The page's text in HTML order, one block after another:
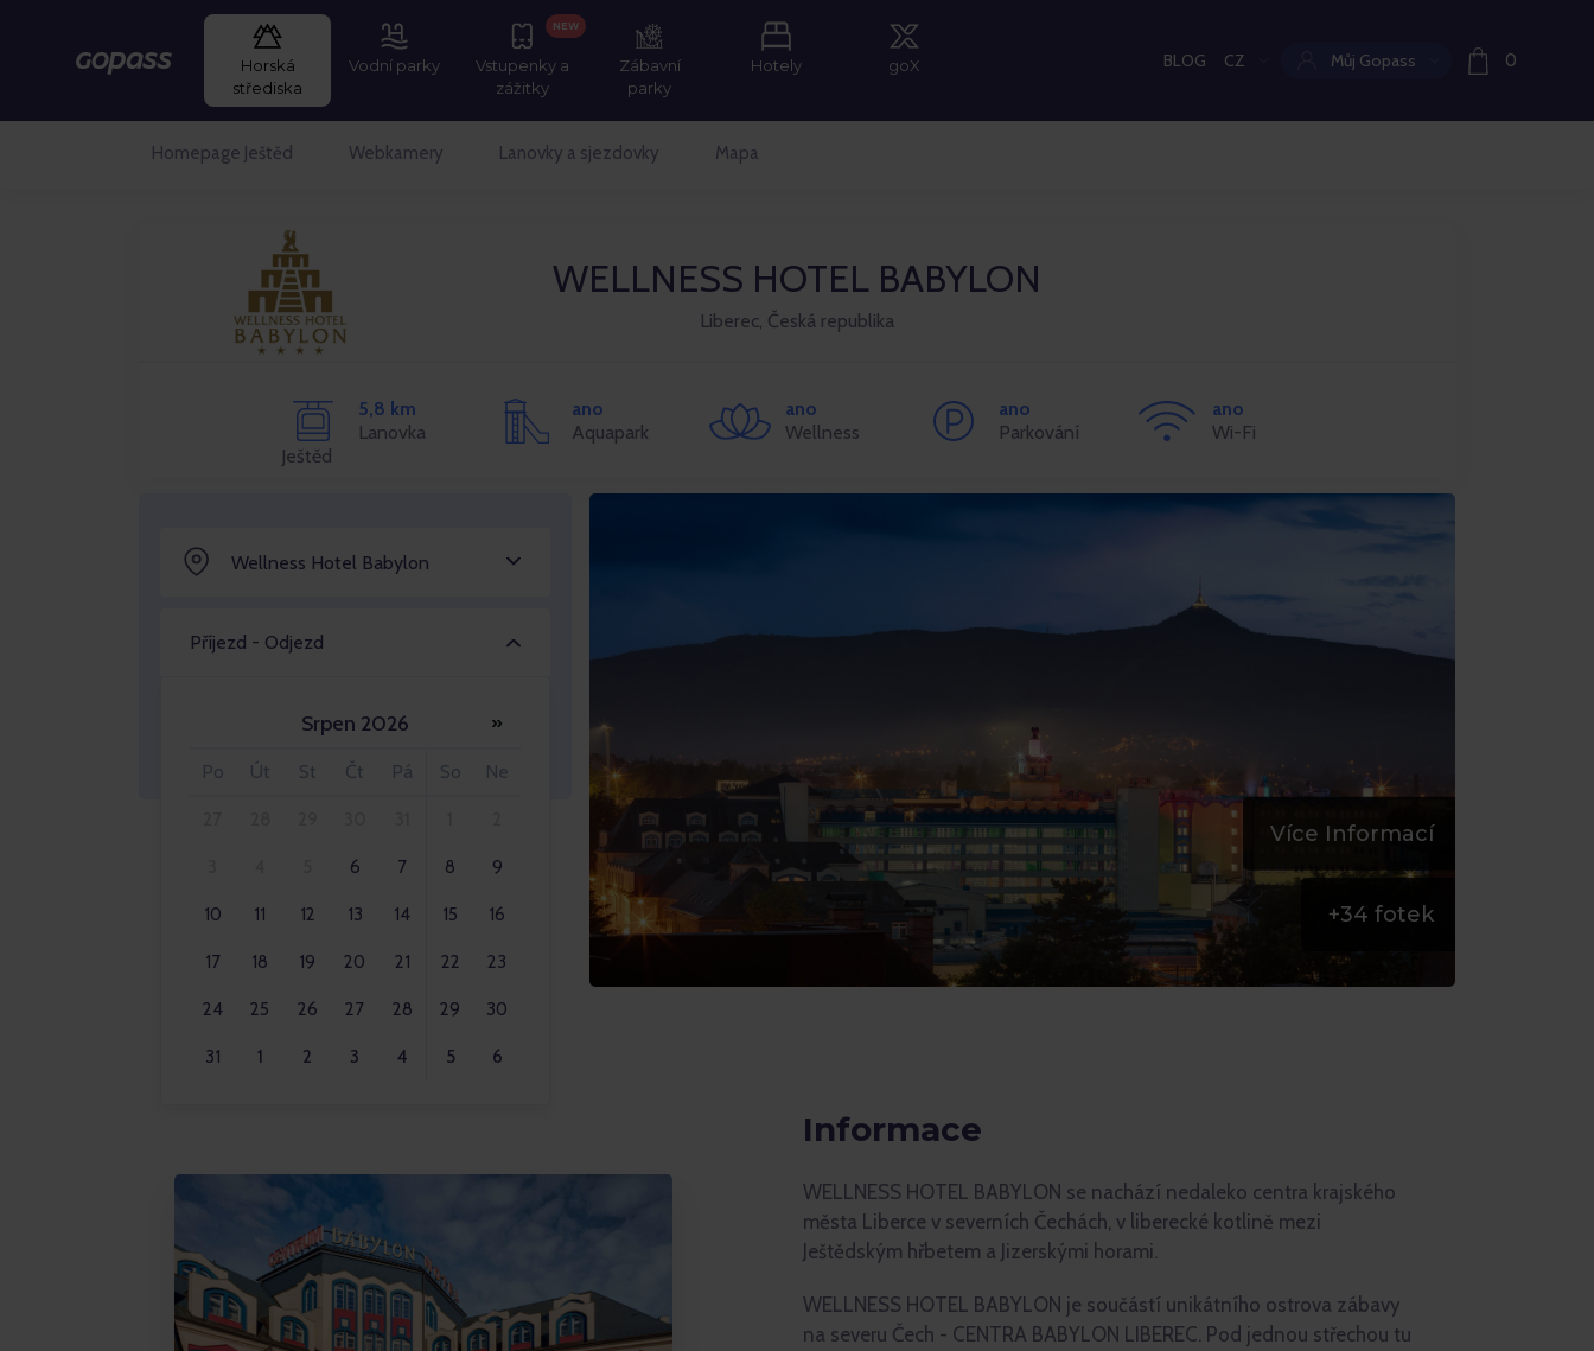
GOPASS
Horská
střediska
Vodní parky
Vstupenky a
zážitky
NEW
Zábavní
parky
Hotely goX BLOG Aktuální jazyk:
CZ Můj Gopass 0
Homepage Ještěd Webkamery Lanovky a sjezdovky Mapa
WELLNESS HOTEL BABYLON
Liberec, Česká republika
5,8 km
Lanovka
Ještěd
ano
Aquapark
ano
Wellness
ano
Parkování
ano
Wi-Fi
Wellness Hotel Babylon
Příjezd - Odjezd
Srpen 2026 »
Po Út St Čt Pá So Ne
6 7 8 9
10 11 12 13 14 15 16
17 18 19 20 21 22 23
24 25 26 27 28 29 30
31 1 2 3 4 5 6
Více Informací
+34 fotek
Informace
WELLNESS HOTEL BABYLON se nachází nedaleko centra krajského
města Liberce v severních Čechách, v liberecké kotlině mezi
Ještědským hřbetem a Jizerskými horami.
WELLNESS HOTEL BABYLON je součástí unikátního ostrova zábavy
na severu Čech - CENTRA BABYLON LIBEREC. Pod jednou střechou tu